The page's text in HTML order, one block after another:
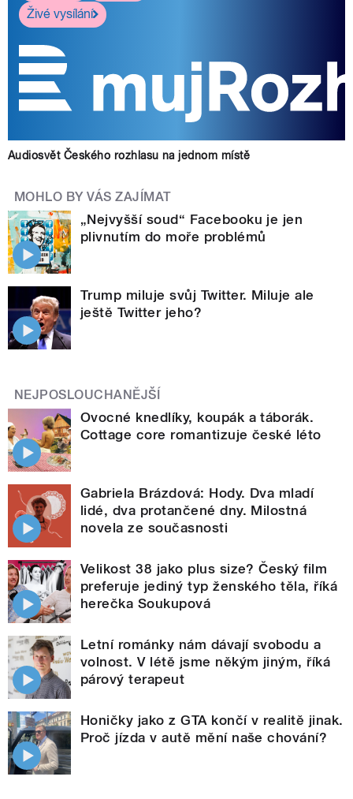
Živé vysílání
Audiosvět Českého rozhlasu na jednom místě
MOHLO BY VÁS ZAJÍMAT
„Nejvyšší soud“ Facebooku je jen
plivnutím do moře problémů
Trump miluje svůj Twitter. Miluje ale
ještě Twitter jeho?
NEJPOSLOUCHANĚJŠÍ
Ovocné knedlíky, koupák a táborák.
Cottage core romantizuje české léto
Gabriela Brázdová: Hody. Dva mladí
lidé, dva protančené dny. Milostná
novela ze současnosti
Velikost 38 jako plus size? Český film
preferuje jediný typ ženského těla, říká
herečka Soukupová
Letní románky nám dávají svobodu a
volnost. V létě jsme někým jiným, říká
párový terapeut
Honičky jako z GTA končí v realitě jinak.
Proč jízda v autě mění naše chování?